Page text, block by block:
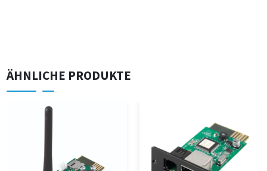
ÄHNLICHE PRODUKTE